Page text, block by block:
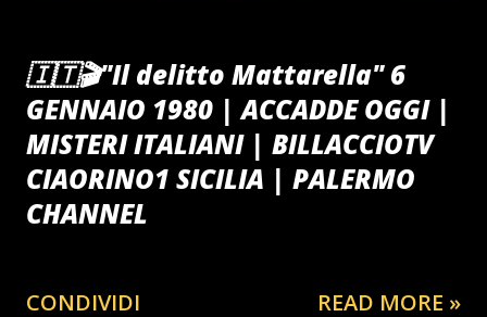
🇮🇹🎬"Il delitto Mattarella" 6
GENNAIO 1980 | ACCADDE OGGI |
MISTERI ITALIANI | BILLACCIOTV
CIAORINO1 SICILIA | PALERMO
CHANNEL
CONDIVIDI READ MORE »